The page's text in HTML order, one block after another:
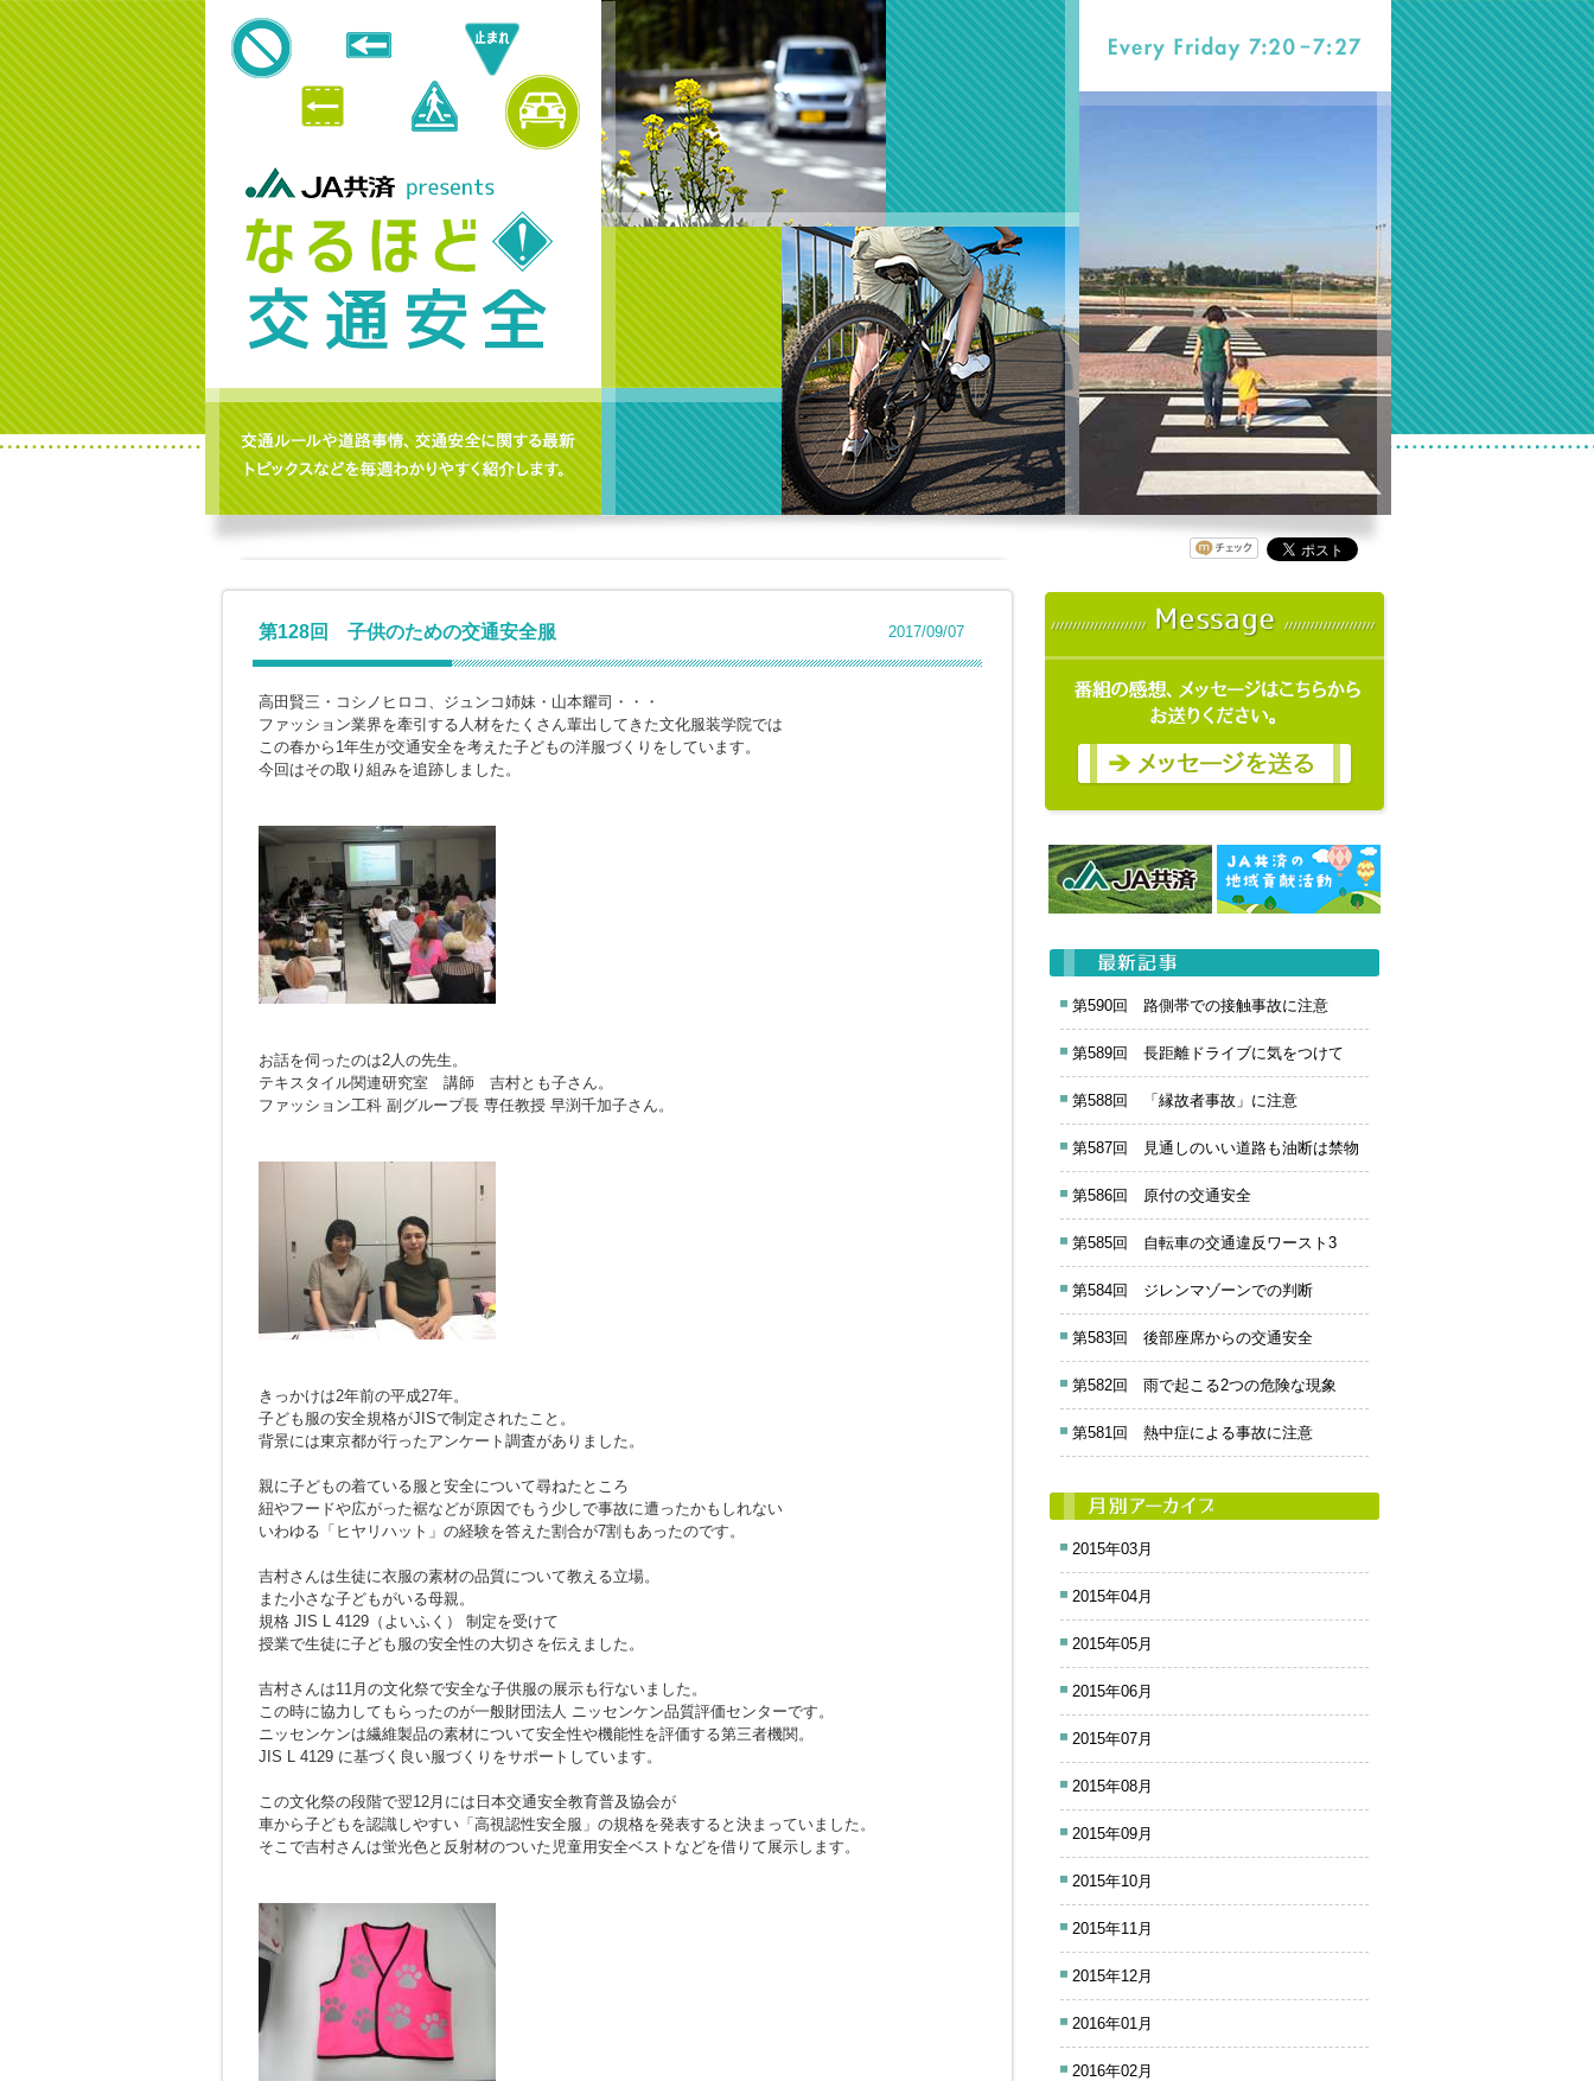
第128回 子供のための交通安全服 2017/09/07
高田賢三・コシノヒロコ、ジュンコ姉妹・山本耀司・・・
ファッション業界を牽引する人材をたくさん輩出してきた文化服装学院では
この春から1年生が交通安全を考えた子どもの洋服づくりをしています。
今回はその取り組みを追跡しました。
お話を伺ったのは2人の先生。
テキスタイル関連研究室 講師 吉村とも子さん。
ファッション工科 副グループ長 専任教授 早渕千加子さん。
きっかけは2年前の平成27年。
子ども服の安全規格がJISで制定されたこと。
背景には東京都が行ったアンケート調査がありました。
親に子どもの着ている服と安全について尋ねたところ
紐やフードや広がった裾などが原因でもう少しで事故に遭ったかもしれない
いわゆる「ヒヤリハット」の経験を答えた割合が7割もあったのです。
吉村さんは生徒に衣服の素材の品質について教える立場。
また小さな子どもがいる母親。
規格 JIS L 4129（よいふく） 制定を受けて
授業で生徒に子ども服の安全性の大切さを伝えました。
吉村さんは11月の文化祭で安全な子供服の展示も行ないました。
この時に協力してもらったのが一般財団法人 ニッセンケン品質評価センターです。
ニッセンケンは繊維製品の素材について安全性や機能性を評価する第三者機関。
JIS L 4129 に基づく良い服づくりをサポートしています。
この文化祭の段階で翌12月には日本交通安全教育普及協会が
車から子どもを認識しやすい「高視認性安全服」の規格を発表すると決まっていました。
そこで吉村さんは蛍光色と反射材のついた児童用安全ベストなどを借りて展示します。
第590回 路側帯での接触事故に注意
第589回 長距離ドライブに気をつけて
第588回 「縁故者事故」に注意
第587回 見通しのいい道路も油断は禁物
第586回 原付の交通安全
第585回 自転車の交通違反ワースト3
第584回 ジレンマゾーンでの判断
第583回 後部座席からの交通安全
第582回 雨で起こる2つの危険な現象
第581回 熱中症による事故に注意
2015年03月
2015年04月
2015年05月
2015年06月
2015年07月
2015年08月
2015年09月
2015年10月
2015年11月
2015年12月
2016年01月
2016年02月